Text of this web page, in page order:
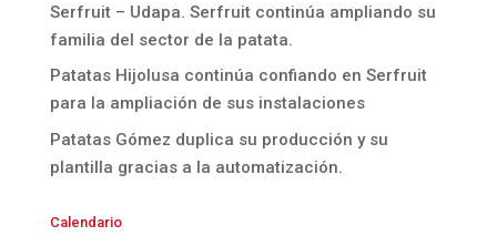
Serfruit – Udapa. Serfruit continúa ampliando su
familia del sector de la patata.
Patatas Hijolusa continúa confiando en Serfruit
para la ampliación de sus instalaciones
Patatas Gómez duplica su producción y su
plantilla gracias a la automatización.
Calendario